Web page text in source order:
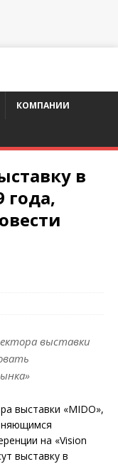
КОМПАНИИ
в
года,
выставки
выставки «MIDO»,
на «Vision
выставку в